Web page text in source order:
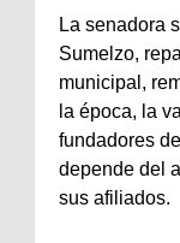
La senadora
Sumelzo,
municipal,
la época, la
fundadores
depende del
sus afiliados.